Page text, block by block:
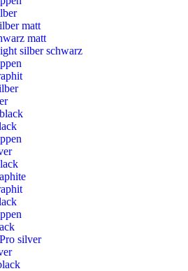
matt
matt
silber schwarz
silver